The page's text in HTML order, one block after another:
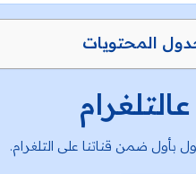
المحتويات
عالتلغرام
بأول ضمن قناتنا على التلغرام.